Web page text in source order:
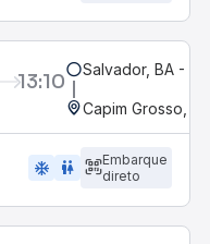
13:10 Salvador, BA -
Capim Grosso, BA
ac_unit wc
Embarque
direto